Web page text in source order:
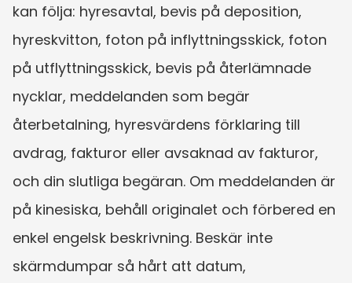
kan följa: hyresavtal, bevis på deposition,
hyreskvitton, foton på inflyttningsskick, foton
på utflyttningsskick, bevis på återlämnade
nycklar, meddelanden som begär
återbetalning, hyresvärdens förklaring till
avdrag, fakturor eller avsaknad av fakturor,
och din slutliga begäran. Om meddelanden är
på kinesiska, behåll originalet och förbered en
enkel engelsk beskrivning. Beskär inte
skärmdumpar så hårt att datum,